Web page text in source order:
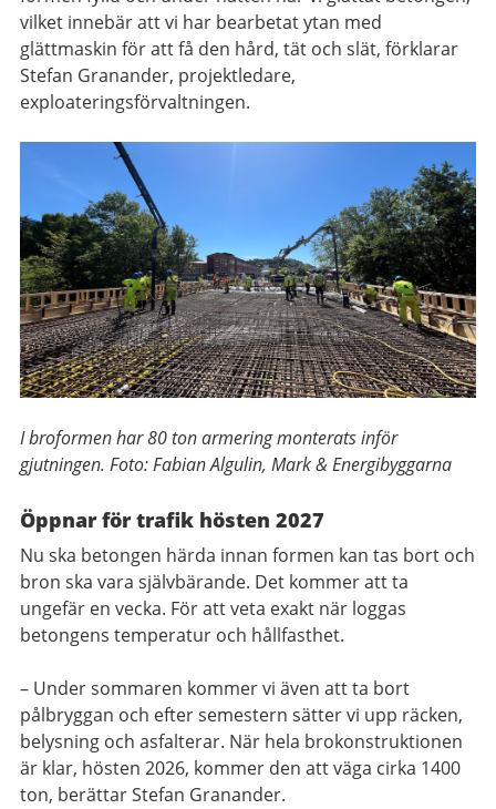
vilket innebär att vi har bearbetat ytan med
glättmaskin för att få den hård, tät och slät, förklarar
Stefan Granander, projektledare,
exploateringsförvaltningen.
I broformen har 80 ton armering monterats inför
gjutningen. Foto: Fabian Algulin, Mark & Energibyggarna
Öppnar för trafik hösten 2027
Nu ska betongen härda innan formen kan tas bort och
bron ska vara självbärande. Det kommer att ta
ungefär en vecka. För att veta exakt när loggas
betongens temperatur och hållfasthet.
– Under sommaren kommer vi även att ta bort
pålbryggan och efter semestern sätter vi upp räcken,
belysning och asfalterar. När hela brokonstruktionen
är klar, hösten 2026, kommer den att väga cirka 1400
ton, berättar Stefan Granander.